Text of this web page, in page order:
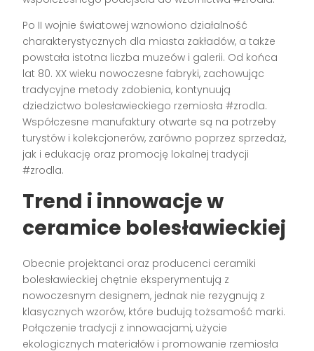
Po II wojnie światowej wznowiono działalność
charakterystycznych dla miasta zakładów, a także
powstała istotna liczba muzeów i galerii. Od końca
lat 80. XX wieku nowoczesne fabryki, zachowując
tradycyjne metody zdobienia, kontynuują
dziedzictwo bolesławieckiego rzemiosła #zrodla.
Współczesne manufaktury otwarte są na potrzeby
turystów i kolekcjonerów, zarówno poprzez sprzedaż,
jak i edukację oraz promocję lokalnej tradycji
#zrodla.
Trend i innowacje w
ceramice bolesławieckiej
Obecnie projektanci oraz producenci ceramiki
bolesławieckiej chętnie eksperymentują z
nowoczesnym designem, jednak nie rezygnują z
klasycznych wzorów, które budują tożsamość marki.
Połączenie tradycji z innowacjami, użycie
ekologicznych materiałów i promowanie rzemiosła